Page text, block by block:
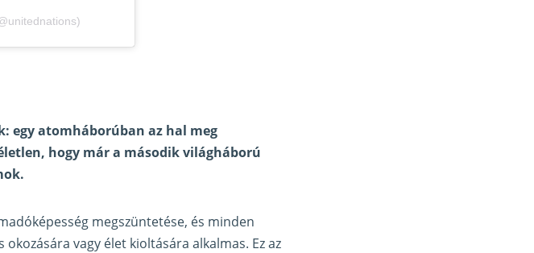
egy atomháborúban az hal meg
hogy már a második világháború
megszüntetése, és minden
vagy élet kioltására alkalmas. Ez az